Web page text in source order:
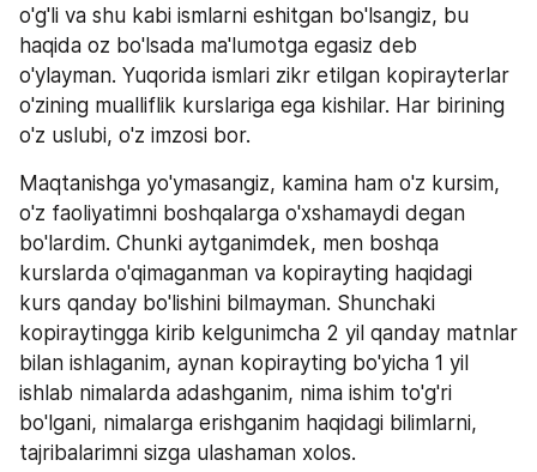
o'g'li va shu kabi ismlarni eshitgan bo'lsangiz, bu
haqida oz bo'lsada ma'lumotga egasiz deb
o'ylayman. Yuqorida ismlari zikr etilgan kopirayterlar
o'zining mualliflik kurslariga ega kishilar. Har birining
o'z uslubi, o'z imzosi bor.
Maqtanishga yo'ymasangiz, kamina ham o'z kursim,
o'z faoliyatimni boshqalarga o'xshamaydi degan
bo'lardim. Chunki aytganimdek, men boshqa
kurslarda o'qimaganman va kopirayting haqidagi
kurs qanday bo'lishini bilmayman. Shunchaki
kopiraytingga kirib kelgunimcha 2 yil qanday matnlar
bilan ishlaganim, aynan kopirayting bo'yicha 1 yil
ishlab nimalarda adashganim, nima ishim to'g'ri
bo'lgani, nimalarga erishganim haqidagi bilimlarni,
tajribalarimni sizga ulashaman xolos.